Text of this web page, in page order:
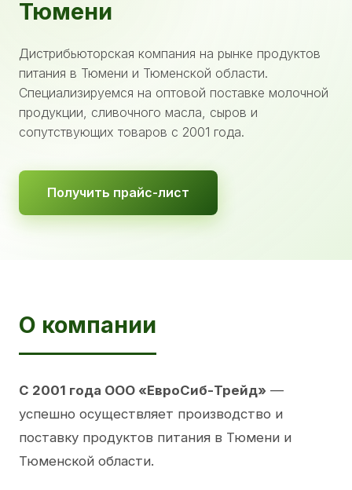
Тюмени
Дистрибьюторская компания на рынке продуктов
питания в Тюмени и Тюменской области.
Специализируемся на оптовой поставке молочной
продукции, сливочного масла, сыров и
сопутствующих товаров с 2001 года.
Получить прайс-лист
О компании
С 2001 года ООО «ЕвроСиб-Трейд» —
успешно осуществляет производство и
поставку продуктов питания в Тюмени и
Тюменской области.